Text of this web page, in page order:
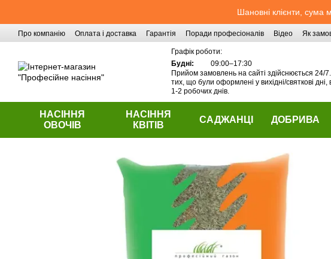
Шановні клієнти, сума
Про компанію Оплата і доставка Гарантія Поради професіоналів Відео Як
Графік роботи:
Будні:
09:00–17:30
Прийом замовлень на сайті здійснюється 24/
тих, що були оформлені у вихідні/святкові
1-2 робочих днів.
НАСІННЯ
ОВОЧІВ
НАСІННЯ
КВІТІВ
САДЖАНЦІ ДОБРИВА